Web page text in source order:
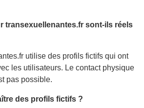
transexuellenantes.fr sont-ils réels
utilise des profils fictifs qui ont
les utilisateurs. Le contact physique
pas possible.
des profils fictifs ?